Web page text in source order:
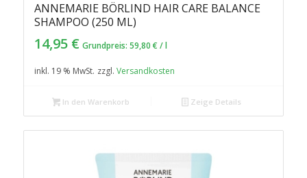
ANNEMARIE BÖRLIND HAIR CARE BALANCE
SHAMPOO (250 ML)
14,95 € Grundpreis: 59,80 € /l
inkl. 19 % MwSt. zzgl. Versandkosten
In den Warenkorb Zeige Details